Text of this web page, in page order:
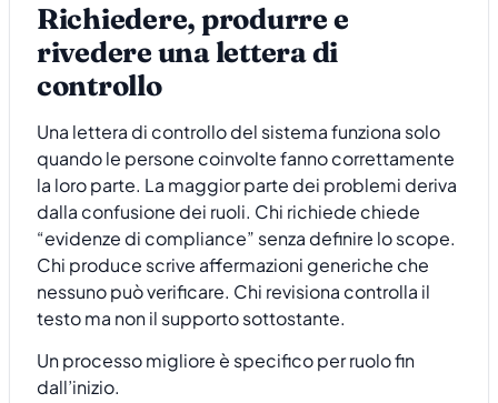
Richiedere, produrre e
rivedere una lettera di
controllo
Una lettera di controllo del sistema funziona solo
quando le persone coinvolte fanno correttamente
la loro parte. La maggior parte dei problemi deriva
dalla confusione dei ruoli. Chi richiede chiede
“evidenze di compliance” senza definire lo scope.
Chi produce scrive affermazioni generiche che
nessuno può verificare. Chi revisiona controlla il
testo ma non il supporto sottostante.
Un processo migliore è specifico per ruolo fin
dall’inizio.